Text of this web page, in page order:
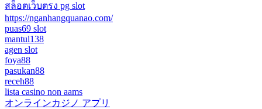
สล็อตเว็บตรง pg slot
https://nganhangquanao.com/
puas69 slot
mantul138
agen slot
foya88
pasukan88
receh88
lista casino non aams
オンラインカジノ アプリ